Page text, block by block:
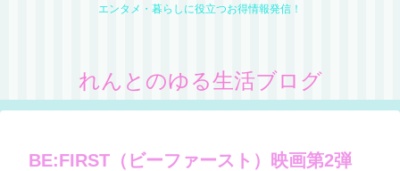
エンタメ・暮らしに役立つお得情報発信！
れんとのゆる生活ブログ
BE:FIRST（ビーファースト）映画第2弾